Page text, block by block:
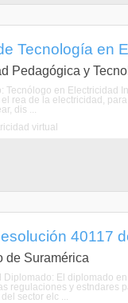
Tecnología en
Pedagógica y
Tecnólogo en Electricidad
rea de la electricidad,
dis ...
virtual
40117
de Suramérica
Diplomado: El diplomado
regulaciones y estndares
sector elc ...